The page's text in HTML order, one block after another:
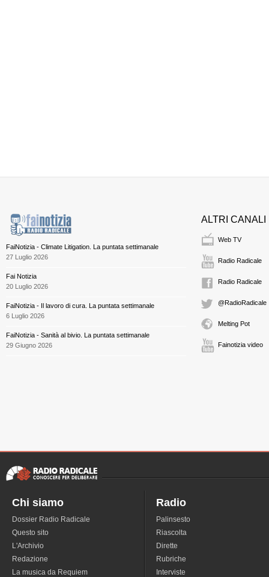
FaiNotizia - Climate Litigation. La puntata settimanale
27 Luglio 2026
Fai Notizia
20 Luglio 2026
FaiNotizia - Il lavoro di cura. La puntata settimanale
6 Luglio 2026
FaiNotizia - Sanità al bivio. La puntata settimanale
29 Giugno 2026
ALTRI CANALI
Web TV
Radio Radicale
Radio Radicale
@RadioRadicale
Melting Pot
Fainotizia video
Chi siamo
Dossier Radio Radicale
Questo sito
L'Archivio
Redazione
La musica da Requiem
Radio
Palinsesto
Riascolta
Dirette
Rubriche
Interviste